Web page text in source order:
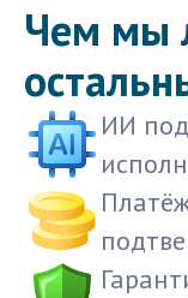
Чем мы
ИИ